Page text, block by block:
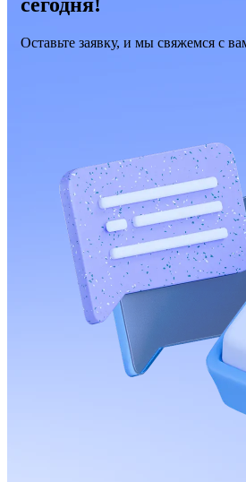
сегодня!
Оставьте заявку, и мы свяжемся с